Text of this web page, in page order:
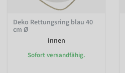
Deko Rettungsring blau 40
cm Ø
innen
Sofort versandfähig.